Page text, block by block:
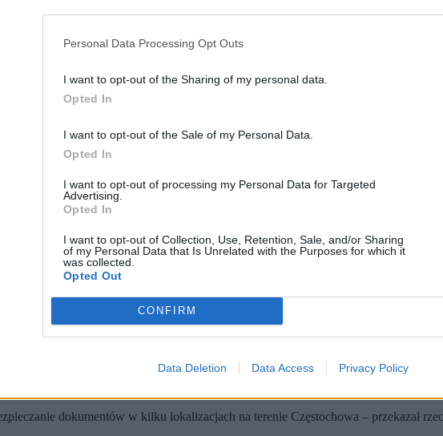
Personal Data Processing Opt Outs
I want to opt-out of the Sharing of my personal data.
Opted In
I want to opt-out of the Sale of my Personal Data.
Opted In
I want to opt-out of processing my Personal Data for Targeted
Advertising.
Opted In
I want to opt-out of Collection, Use, Retention, Sale, and/or Sharing
of my Personal Data that Is Unrelated with the Purposes for which it
was collected.
Opted Out
CONFIRM
Data Deletion Data Access Privacy Policy
(fot. Shutterstock / Shutterstock)
służb specjalnych, Jacek Dobrzyński, sprawa dotyczy podejrzenia
dokumentów w kilku lokalizacjach na terenie Częstochowa – przekazał